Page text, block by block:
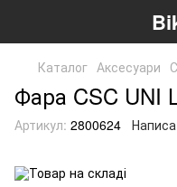
Каталог Аксесуари
Фара CSC UNI
Артикул: 2800624